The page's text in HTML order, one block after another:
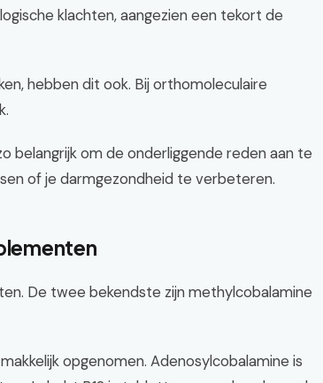
klachten, aangezien een tekort de
hebben dit ook. Bij orthomoleculaire
belangrijk om de onderliggende reden aan te
of je darmgezondheid te verbeteren.
De twee bekendste zijn methylcobalamine
opgenomen. Adenosylcobalamine is